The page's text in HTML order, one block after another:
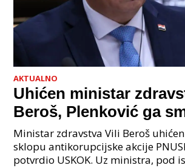
AKTUALNO
Uhićen ministar
Beroš, Plenković ga
Istraga USKOK-a
Ministar zdravstva Vili Beroš
sklopu antikorupcijske akcije
potvrdio USKOK. Uz ministra, pod